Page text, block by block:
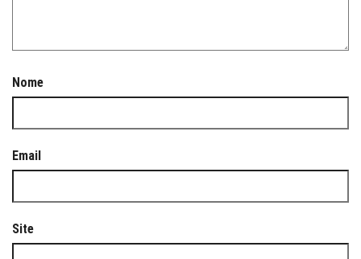
Nome
Email
Site